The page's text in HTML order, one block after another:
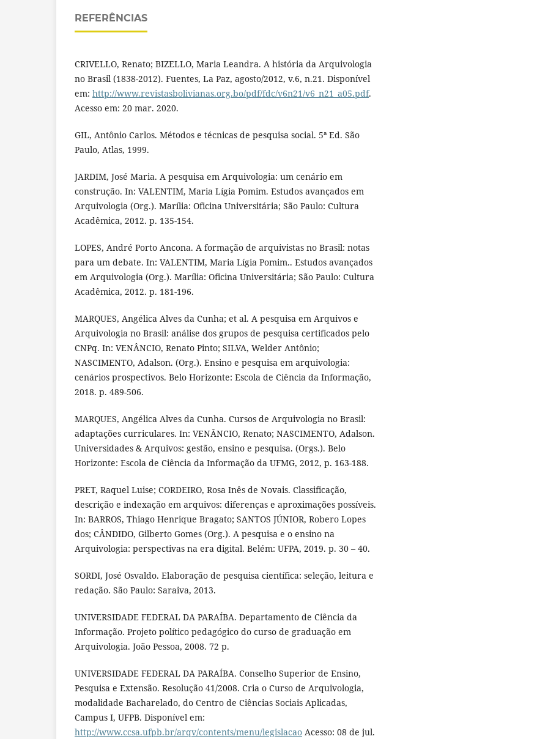
REFERÊNCIAS
CRIVELLO, Renato; BIZELLO, Maria Leandra. A história da Arquivologia
no Brasil (1838-2012). Fuentes, La Paz, agosto/2012, v.6, n.21. Disponível
em: http://www.revistasbolivianas.org.bo/pdf/fdc/v6n21/v6_n21_a05.pdf.
Acesso em: 20 mar. 2020.
GIL, Antônio Carlos. Métodos e técnicas de pesquisa social. 5ª Ed. São
Paulo, Atlas, 1999.
JARDIM, José Maria. A pesquisa em Arquivologia: um cenário em
construção. In: VALENTIM, Maria Lígia Pomim. Estudos avançados em
Arquivologia (Org.). Marília: Oficina Universitária; São Paulo: Cultura
Acadêmica, 2012. p. 135-154.
LOPES, André Porto Ancona. A formação de arquivistas no Brasil: notas
para um debate. In: VALENTIM, Maria Lígia Pomim.. Estudos avançados
em Arquivologia (Org.). Marília: Oficina Universitária; São Paulo: Cultura
Acadêmica, 2012. p. 181-196.
MARQUES, Angélica Alves da Cunha; et al. A pesquisa em Arquivos e
Arquivologia no Brasil: análise dos grupos de pesquisa certificados pelo
CNPq. In: VENÂNCIO, Renato Pinto; SILVA, Welder Antônio;
NASCIMENTO, Adalson. (Org.). Ensino e pesquisa em arquivologia:
cenários prospectivos. Belo Horizonte: Escola de Ciência da Informação,
2018. p. 489-506.
MARQUES, Angélica Alves da Cunha. Cursos de Arquivologia no Brasil:
adaptações curriculares. In: VENÂNCIO, Renato; NASCIMENTO, Adalson.
Universidades & Arquivos: gestão, ensino e pesquisa. (Orgs.). Belo
Horizonte: Escola de Ciência da Informação da UFMG, 2012, p. 163-188.
PRET, Raquel Luise; CORDEIRO, Rosa Inês de Novais. Classificação,
descrição e indexação em arquivos: diferenças e aproximações possíveis.
In: BARROS, Thiago Henrique Bragato; SANTOS JÚNIOR, Robero Lopes
dos; CÂNDIDO, Gilberto Gomes (Org.). A pesquisa e o ensino na
Arquivologia: perspectivas na era digital. Belém: UFPA, 2019. p. 30 – 40.
SORDI, José Osvaldo. Elaboração de pesquisa científica: seleção, leitura e
redação. São Paulo: Saraiva, 2013.
UNIVERSIDADE FEDERAL DA PARAÍBA. Departamento de Ciência da
Informação. Projeto político pedagógico do curso de graduação em
Arquivologia. João Pessoa, 2008. 72 p.
UNIVERSIDADE FEDERAL DA PARAÍBA. Conselho Superior de Ensino,
Pesquisa e Extensão. Resolução 41/2008. Cria o Curso de Arquivologia,
modalidade Bacharelado, do Centro de Ciências Sociais Aplicadas,
Campus I, UFPB. Disponível em:
http://www.ccsa.ufpb.br/arqv/contents/menu/legislacao Acesso: 08 de jul.